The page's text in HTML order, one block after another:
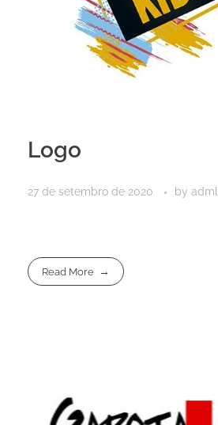
Logo
27 de setembro de 2020 by
Read More